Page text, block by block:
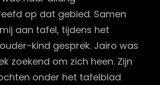
op dat gebied. Samen
aan tafel, tijdens het
kind gesprek. Jairo was
zoekend om zich heen. Zijn
onder het tafelblad